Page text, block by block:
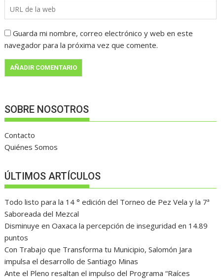
Guarda mi nombre, correo electrónico y web en este
navegador para la próxima vez que comente.
SOBRE NOSOTROS
Contacto
Quiénes Somos
ÚLTIMOS ARTÍCULOS
Todo listo para la 14 ° edición del Torneo de Pez Vela y la 7ª
Saboreada del Mezcal
Disminuye en Oaxaca la percepción de inseguridad en 14.89
puntos
Con Trabajo que Transforma tu Municipio, Salomón Jara
impulsa el desarrollo de Santiago Minas
Ante el Pleno resaltan el impulso del Programa “Raíces